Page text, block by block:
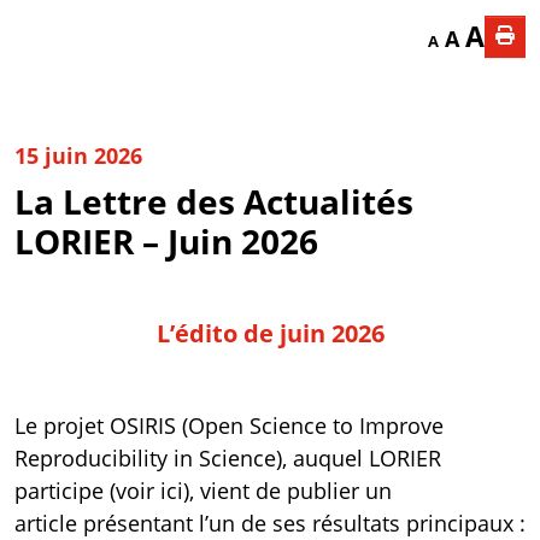
A
Decrease
A Reset
A
15 juin 2026
La Lettre des Actualités
LORIER – Juin 2026
L’édito de juin 2026
Le projet OSIRIS (Open Science to Improve
Reproducibility in Science), auquel LORIER
participe (voir ici), vient de publier un
article présentant l’un de ses résultats principaux :